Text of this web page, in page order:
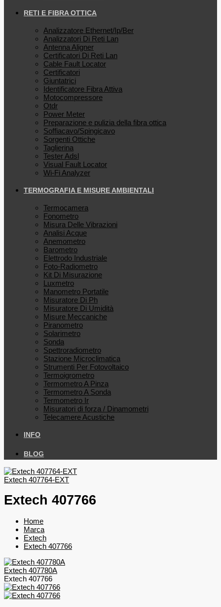
RETI E FIBRA OTTICA
Analizzatore Ethernet/Ip/Ber
Analizzatori Di Reti Lan
Antenna Aligner
Certificatori Di Reti Lan
Cable Fault Locator
Certificatori
Giuntatrici
Identificatore Fibra Attiva
Motocompressore
Otdr
Power Meter
Preparazione e pulizia della fibra ottica
Soffiacavo/Spingicavo
Sorgenti Ottiche
Taglierina
Tester Adsl
Visual Fault Locator
Wi-Fi Analyzer
TERMOGRAFIA E MISURE AMBIENTALI
Termocamera
Fonometro
Misura Delle Vibrazioni
Analisi Acque
Anemometro
Barometro
Elettrodo Industriale
Foto-Radiometro
Kit Di Misurazione
Luxmetro
Manometro Portatile
Misuratore Di Ph
Misuratore Di Umidità
Misure Meccaniche
Piranometro
Solarimetro
Sonda
Spettroradiometro
Stazione Microclimatica
Strumenti Per Fotovoltaico
Termoigrometro
Termometro A Pinza
Termometro A Sonda
Termometro Ir
Misuratori di forza / Dinamometri
Telecamere Acustiche
INFO
BLOG
Extech 407764-EXT
Extech 407766
Home
Marca
Extech
Extech 407766
Extech 407780A
Extech 407766